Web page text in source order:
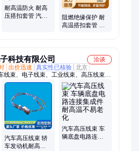
耐高温防火 耐高
压搭扣套管 汽车
阻燃绝缘保护 耐
高温搭扣套管 汽
科技有限公司
洽谈
出价迅速 真实性已核验 北京
线束、电子线束、工业线束、高压线束、
储能线束、线束定制、线束定做、定制线
汽车线束、汽车电气线束、汽车电源线
束开关、轨道交通线束、网络通讯线束、
束、仪器线束、设备线束、通讯线束、电
汽车高压线束 轿
车发动机耐高温
汽车高压线束 车
辆底盘电路连接